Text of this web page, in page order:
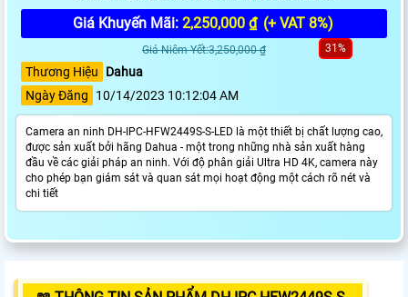
Giá Khuyến Mãi: 2,250,000 ₫ (+ VAT 8%)
Giá Niêm Yết:3,250,000 ₫ 31%
Thương Hiệu
Dahua
Ngày Đăng
10/14/2023 10:12:04 AM
Camera an ninh DH-IPC-HFW2449S-S-LED là một thiết bị chất lượng cao,
được sản xuất bởi hãng Dahua - một trong những nhà sản xuất hàng
đầu về các giải pháp an ninh. Với độ phân giải Ultra HD 4K, camera này
cho phép bạn giám sát và quan sát mọi hoạt động một cách rõ nét và
chi tiết